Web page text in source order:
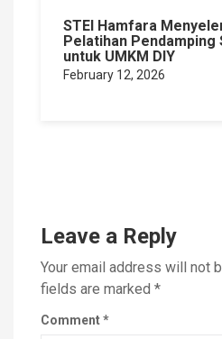
STEI Hamfara
Pelatihan
untuk UMKM DIY
February 12, 2026
Leave a Reply
Your email address will not
fields are marked *
Comment*